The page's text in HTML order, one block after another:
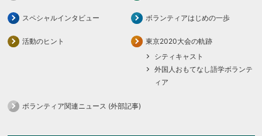
スペシャルインタビュー ボランティアはじめの一歩
活動のヒント
東京2020大会の軌跡
シティキャスト
外国人おもてなし語学ボランテ
ィア
ボランティア関連ニュース (外部記事)